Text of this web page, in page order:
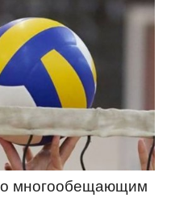
многообещающим